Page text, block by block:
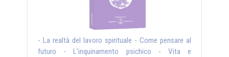
- La realtà del lavoro spirituale - Come pensare al
futuro - L’inquinamento psichico - Vita e